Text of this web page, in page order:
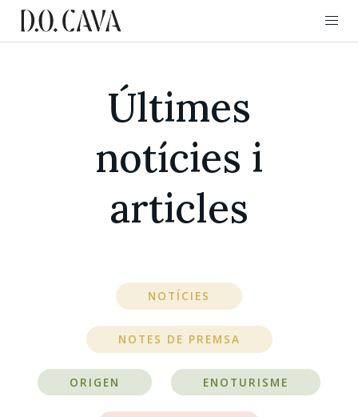
Últimes
notícies i
articles
NOTÍCIES
NOTES DE PREMSA
ORIGEN ENOTURISME